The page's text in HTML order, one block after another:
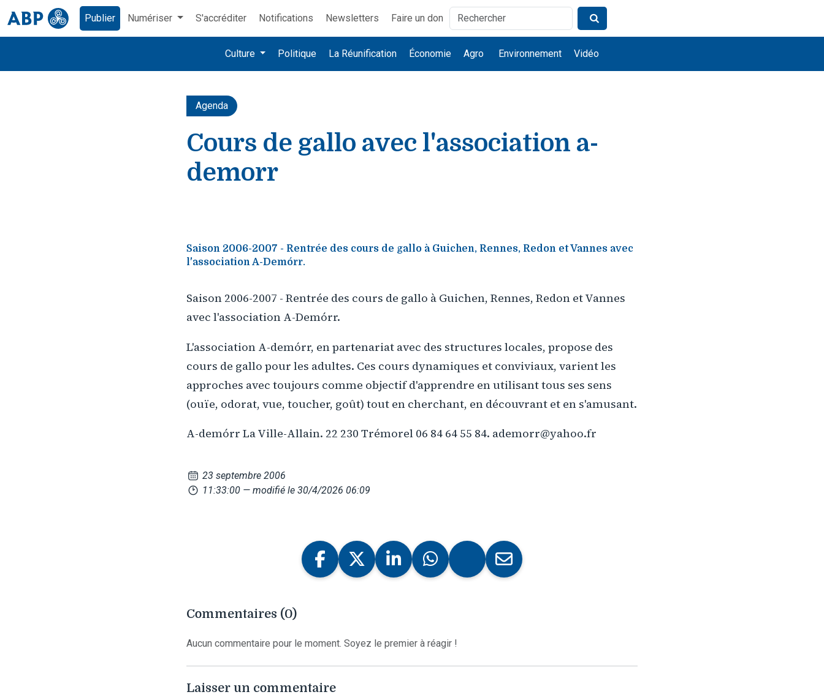
Publier Numériser S'accréditer Notifications Newsletters Faire un don
Culture Politique La Réunification Économie Agro Environnement Vidéo
Agenda
Cours de gallo avec l'association a-
demorr
Saison 2006-2007 - Rentrée des cours de gallo à Guichen, Rennes, Redon et Vannes avec
l'association A-Demórr.
Saison 2006-2007 - Rentrée des cours de gallo à Guichen, Rennes, Redon et Vannes
avec l'association A-Demórr.
L'association A-demórr, en partenariat avec des structures locales, propose des
cours de gallo pour les adultes. Ces cours dynamiques et conviviaux, varient les
approches avec toujours comme objectif d'apprendre en utilisant tous ses sens
(ouïe, odorat, vue, toucher, goût) tout en cherchant, en découvrant et en s'amusant.
A-demórr La Ville-Allain. 22 230 Trémorel 06 84 64 55 84. ademorr@yahoo.fr
23 septembre 2006
11:33:00 — modifié le 30/4/2026 06:09
Commentaires (0)
Aucun commentaire pour le moment. Soyez le premier à réagir !
Laisser un commentaire